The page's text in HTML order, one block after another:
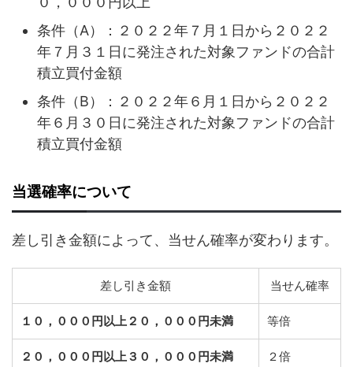
条件（A）：２０２２年７月１日から２０２２
年７月３１日に発注された対象ファンドの合計
積立買付金額
条件（B）：２０２２年６月１日から２０２２
年６月３０日に発注された対象ファンドの合計
積立買付金額
当選確率について
差し引き金額によって、当せん確率が変わります。
差し引き金額 当せん確率
１０，０００円以上２０，０００円未満 等倍
２０，０００円以上３０，０００円未満 ２倍